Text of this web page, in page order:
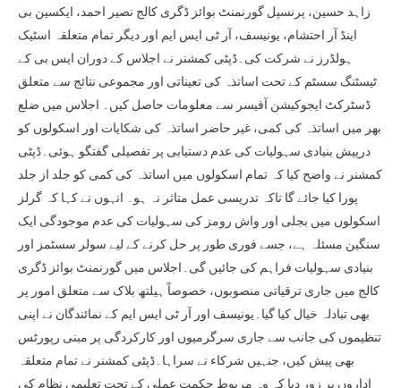
زاہد حسین، پرنسپل گورنمنٹ بوائز ڈگری کالج نصیر احمد، ایکسین بی
اینڈ آر احتشام، یونیسف، آر ٹی ایس ایم اور دیگر تمام متعلقہ اسٹیک
ہولڈرز نے شرکت کی۔ڈپٹی کمشنر نے اجلاس کے دوران ایس بی کے
ٹیسٹنگ سسٹم کے تحت اساتذہ کی تعیناتی اور مجموعی نتائج سے متعلق
ڈسٹرکٹ ایجوکیشن آفیسر سے معلومات حاصل کیں۔ اجلاس میں ضلع
بھر میں اساتذہ کی کمی، غیر حاضر اساتذہ کی شکایات اور اسکولوں کو
درپیش بنیادی سہولیات کی عدم دستیابی پر تفصیلی گفتگو ہوئی۔ڈپٹی
کمشنر نے واضح کیا کہ تمام اسکولوں میں اساتذہ کی کمی کو جلد از جلد
پورا کیا جائے گا تاکہ تدریسی عمل متاثر نہ ہو۔ انہوں نے کہا کہ گرلز
اسکولوں میں بجلی اور واش رومز کی سہولیات کی عدم موجودگی ایک
سنگین مسئلہ ہے، جسے فوری طور پر حل کرنے کے لیے سولر سسٹمز اور
بنیادی سہولیات فراہم کی جائیں گی۔اجلاس میں گورنمنٹ بوائز ڈگری
کالج میں جاری ترقیاتی منصوبوں، خصوصاً ہیلتھ بلاک سے متعلق امور پر
بھی تبادلہ خیال کیا گیا۔یونیسف اور آر ٹی ایس ایم کے نمائندگان نے اپنی
تنظیموں کی جانب سے جاری سرگرمیوں اور کارکردگی پر مبنی رپورٹس
بھی پیش کیں، جنہیں شرکاء نے سراہا۔ڈپٹی کمشنر نے تمام متعلقہ
اداروں پر زور دیا کہ وہ مربوط حکمتِ عملی کے تحت تعلیمی نظام کی